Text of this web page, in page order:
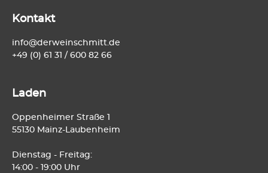
Kontakt
info@derweinschmitt.de
+49 (0) 61 31 / 600 82 66
Laden
Oppenheimer Straße 1
55130 Mainz-Laubenheim
Dienstag - Freitag:
14:00 - 19:00 Uhr